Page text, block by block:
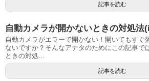
記事を読む
自動カメラが開かないときの対処法
自動カメラがエラーで開かない！開いてもすぐ
ないですか？そんなアナタのためにこの記事で
ときの対処...
記事を読む